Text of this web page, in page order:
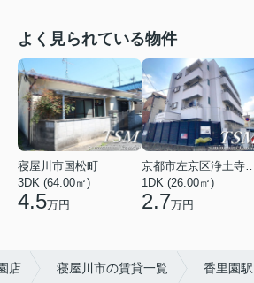
よく見られている物件
寝屋川市国松町
3DK (64.00㎡)
4.5万円
京都市左京区浄
1DK (26.00㎡)
2.7万円
店 寝屋川市の賃貸一覧 香里園駅